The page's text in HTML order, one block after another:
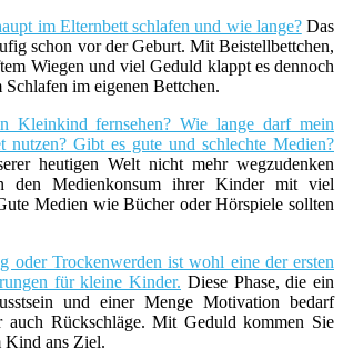
im Elternbett schlafen und wie lange?Das
schon vor der Geburt. Mit Beistellbettchen,
Wiegen und viel Geduld klappt es dennoch
Schlafen im eigenen Bettchen.
Kleinkind fernsehen? Wie lange darf mein
nutzen? Gibt es gute und schlechte Medien?
heutigen Welt nicht mehr wegzudenken
den Medienkonsum ihrer Kinder mit viel
Medien wie Bücher oder Hörspiele sollten
oder Trockenwerden ist wohl eine der ersten
für kleine Kinder. Diese Phase, die ein
und einer Menge Motivation bedarf
auch Rückschläge. Mit Geduld kommen Sie
Kind ans Ziel.